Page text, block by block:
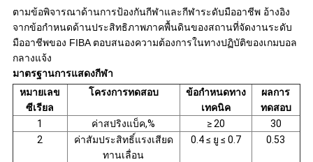
ตามข้อพิจารณาด้านการป้องกันกีฬาและกีฬาระดับมืออาชีพ อ้างอิง
จากข้อกำหนดด้านประสิทธิภาพภาคพื้นดินของสถานที่จัดงานระดับ
มืออาชีพของ FIBA ​​ตอบสนองความต้องการในทางปฏิบัติของเกมบอล
กลางแจ้ง
มาตรฐานการแสดงกีฬา
หมายเลข
ซีเรียล
โครงการทดสอบ
ข้อกำหนดทาง
เทคนิค
ผลการ
ทดสอบ
1
ค่าสปริงแบ็ค,% ≥ 20
30
2
ค่าสัมประสิทธิ์แรงเสียด
ทานเลื่อน
0.4 ≤ ยู ≤ 0.7 0.53